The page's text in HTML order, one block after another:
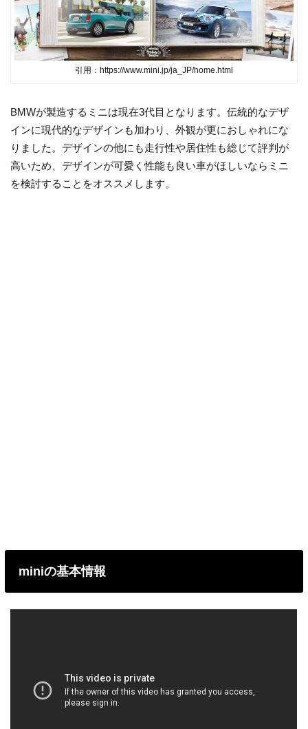
引用：https://www.mini.jp/ja_JP/home.html
BMWが製造するミニは現在3代目となります。伝統的なデザ
インに現代的なデザインも加わり、外観が更におしゃれにな
りました。デザインの他にも走行性や居住性も総じて評判が
高いため、デザインが可愛く性能も良い車がほしいならミニ
を検討することをオススメします。
miniの基本情報